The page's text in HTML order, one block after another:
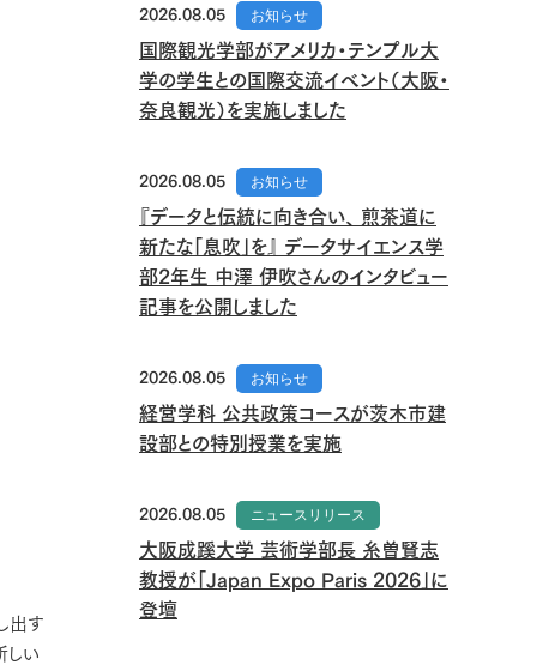
出す
しい
2026.08.05 お知らせ
国際観光学部がアメリカ・テンプル大
学の学生との国際交流イベント（大阪・
奈良観光）を実施しました
2026.08.05 お知らせ
『データと伝統に向き合い、 煎茶道に
新たな「息吹」を』 データサイエンス学
部2年生 中澤 伊吹さんのインタビュー
記事を公開しました
2026.08.05 お知らせ
経営学科 公共政策コースが茨木市建
設部との特別授業を実施
2026.08.05 ニュースリリース
大阪成蹊大学 芸術学部長 糸曽賢志
教授が「Japan Expo Paris 2026」に
登壇